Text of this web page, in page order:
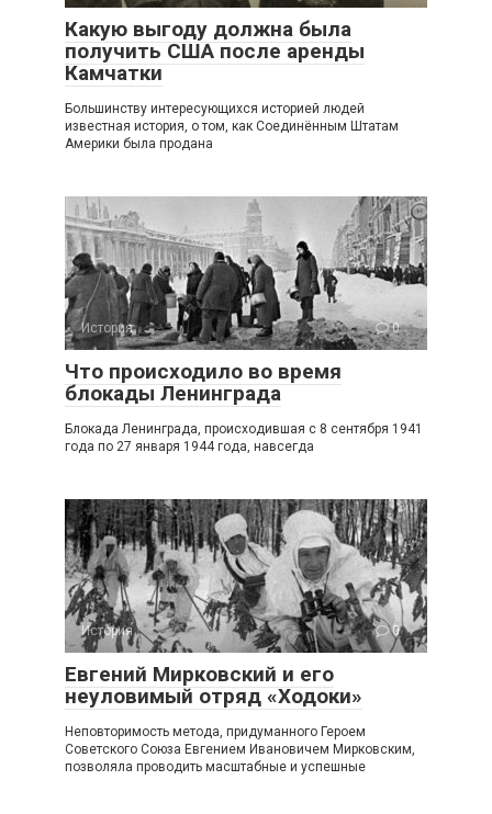
Какую выгоду должна была
получить США после аренды
Камчатки
Большинству интересующихся историей людей
известная история, о том, как Соединённым Штатам
Америки была продана
История 0
Что происходило во время
блокады Ленинграда
Блокада Ленинграда, происходившая с 8 сентября 1941
года по 27 января 1944 года, навсегда
История 0
Евгений Мирковский и его
неуловимый отряд «Ходоки»
Неповторимость метода, придуманного Героем
Советского Союза Евгением Ивановичем Мирковским,
позволяла проводить масштабные и успешные